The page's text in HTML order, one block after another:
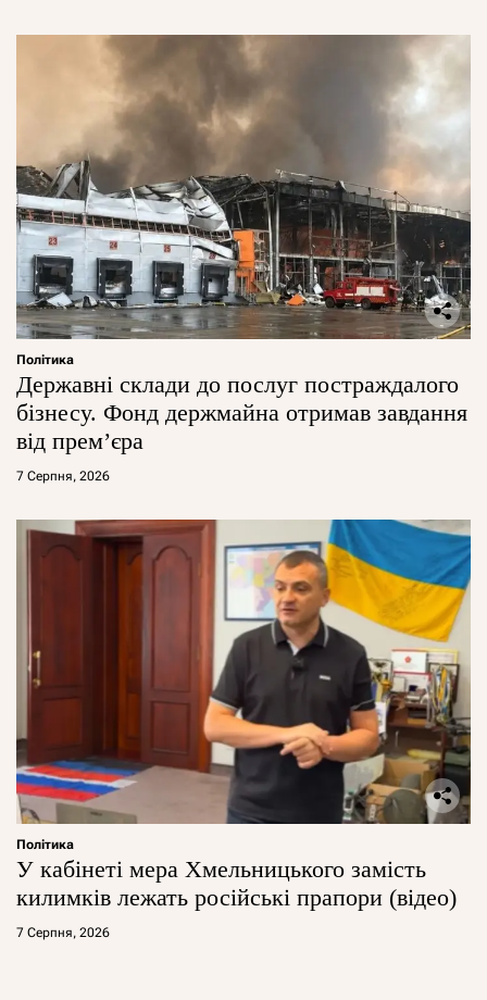
Політика
Державні склади до послуг постраждалого
бізнесу. Фонд держмайна отримав завдання
від прем’єра
7 Серпня, 2026
Політика
У кабінеті мера Хмельницького замість
килимків лежать російські прапори (відео)
7 Серпня, 2026